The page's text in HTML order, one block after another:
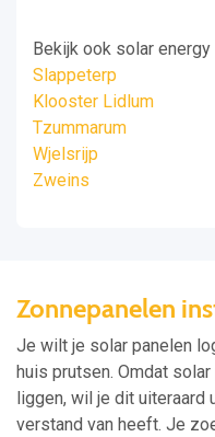
Bekijk ook solar
Slappeterp
Klooster Lidlum
Tzummarum
Wjelsrijp
Zweins
Zonnepanelen
Je wilt je solar panelen
huis prutsen. Omdat
liggen, wil je dit
verstand van heeft. Je